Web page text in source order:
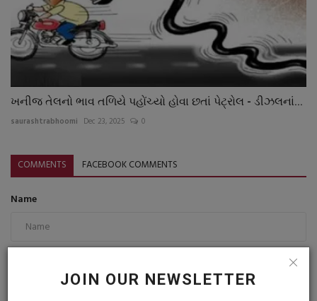
JOIN OUR NEWSLETTER
ખનીજ તેલનો ભાવ તળિયે પહોંચ્યો હોવા છતાં પેટ્રોલ - ડીઝલનાં...
saurashtrabhoomi Dec 23, 2025 0
COMMENTS FACEBOOK COMMENTS
Name